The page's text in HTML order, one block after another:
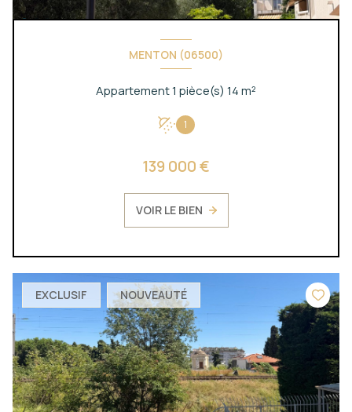
MENTON (06500)
Appartement 1 pièce(s) 14 m²
1
139 000 €
VOIR LE BIEN
EXCLUSIF NOUVEAUTÉ